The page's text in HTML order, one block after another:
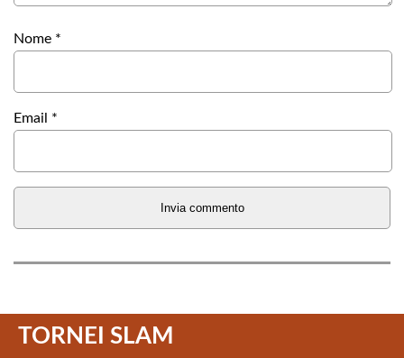
Nome *
Email *
TORNEI SLAM